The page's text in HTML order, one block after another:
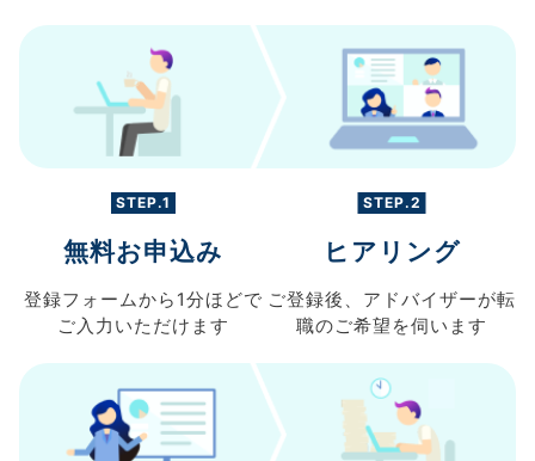
STEP.1
無料お申込み
登録フォームから 1分ほどで
ご入力 いただけます
STEP.2
ヒアリング
ご登録後、 アドバイザーが転
職のご希望を伺います